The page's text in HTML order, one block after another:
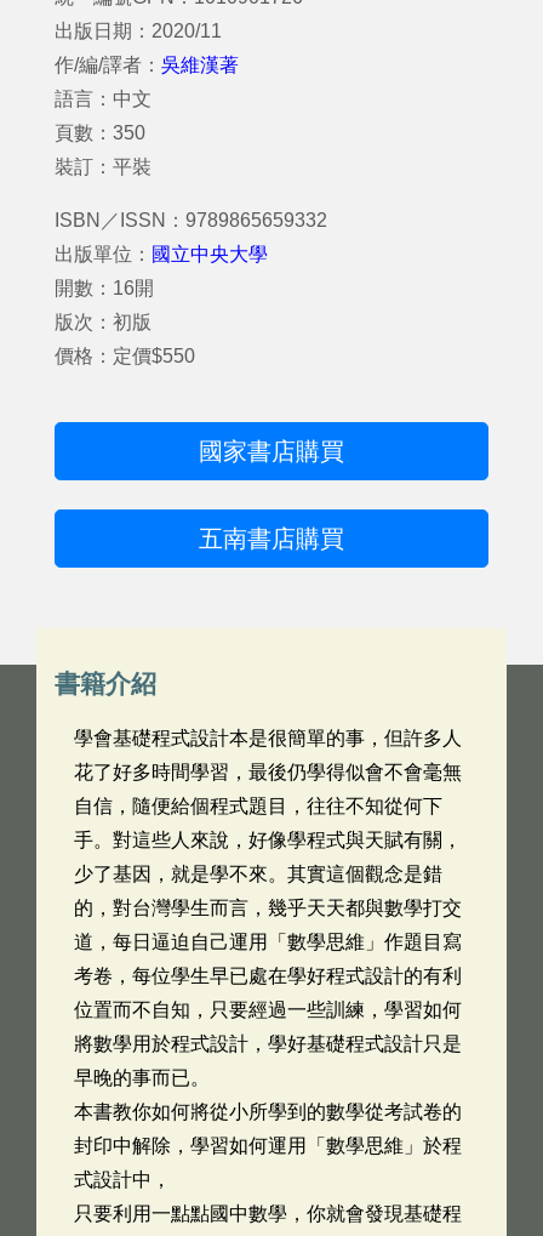
出版日期：2020/11
作/編/譯者： 吳維漢著
語言：中文
頁數：350
裝訂：平裝
ISBN／ISSN：9789865659332
出版單位： 國立中央大學
開數：16開
版次：初版
價格：定價$550
國家書店購買
五南書店購買
書籍介紹
學會基礎程式設計本是很簡單的事，但許多人
花了好多時間學習，最後仍學得似會不會毫無
自信，隨便給個程式題目，往往不知從何下
手。對這些人來說，好像學程式與天賦有關，
少了基因，就是學不來。其實這個觀念是錯
的，對台灣學生而言，幾乎天天都與數學打交
道，每日逼迫自己運用「數學思維」作題目寫
考卷，每位學生早已處在學好程式設計的有利
位置而不自知，只要經過一些訓練，學習如何
將數學用於程式設計，學好基礎程式設計只是
早晚的事而已。
本書教你如何將從小所學到的數學從考試卷的
封印中解除，學習如何運用「數學思維」於程
式設計中，
只要利用一點點國中數學，你就會發現基礎程